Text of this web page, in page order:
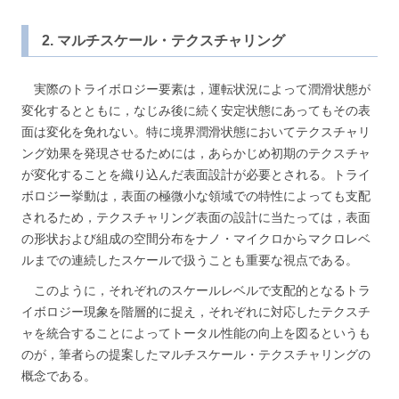
2. マルチスケール・テクスチャリング
実際のトライボロジー要素は，運転状況によって潤滑状態が
変化するとともに，なじみ後に続く安定状態にあってもその表
面は変化を免れない。特に境界潤滑状態においてテクスチャリ
ング効果を発現させるためには，あらかじめ初期のテクスチャ
が変化することを織り込んだ表面設計が必要とされる。トライ
ボロジー挙動は，表面の極微小な領域での特性によっても支配
されるため，テクスチャリング表面の設計に当たっては，表面
の形状および組成の空間分布をナノ・マイクロからマクロレベ
ルまでの連続したスケールで扱うことも重要な視点である。
このように，それぞれのスケールレベルで支配的となるトラ
イボロジー現象を階層的に捉え，それぞれに対応したテクスチ
ャを統合することによってトータル性能の向上を図るというも
のが，筆者らの提案したマルチスケール・テクスチャリングの
概念である。